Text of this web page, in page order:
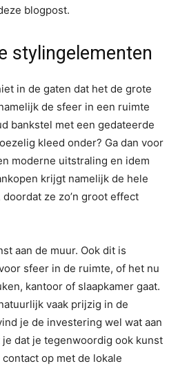
blogpost.
stylingelementen
in de gaten dat het de grote
de sfeer in een ruimte
bankstel met een gedateerde
kleed onder? Ga dan voor
moderne uitstraling en idem
krijgt namelijk de hele
ze zo’n groot effect
aan de muur. Ook dit is
sfeer in de ruimte, of het nu
kantoor of slaapkamer gaat.
vaak prijzig in de
je de investering wel wat aan
dat je tegenwoordig ook kunst
op met de lokale